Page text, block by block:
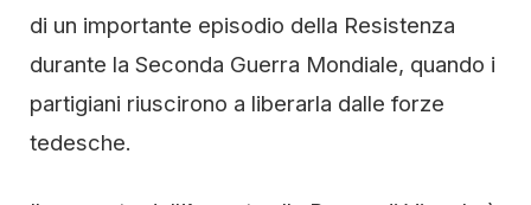
di un importante episodio della Resistenza
durante la Seconda Guerra Mondiale, quando i
partigiani riuscirono a liberarla dalle forze
tedesche.